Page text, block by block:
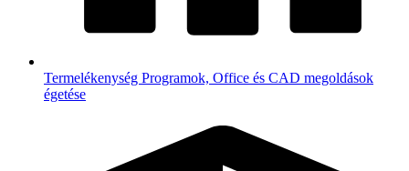
Termelékenység Programok, Office és CAD megoldások
égetése